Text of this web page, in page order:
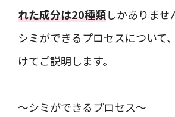
れた成分は20種類しかありませ
シミができるプロセスについて
けてご説明します。
～シミができるプロセス～